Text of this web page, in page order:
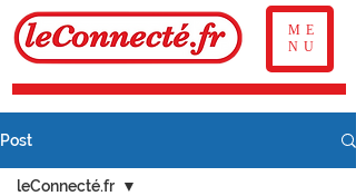
ME
NU
Post
leConnecté.fr